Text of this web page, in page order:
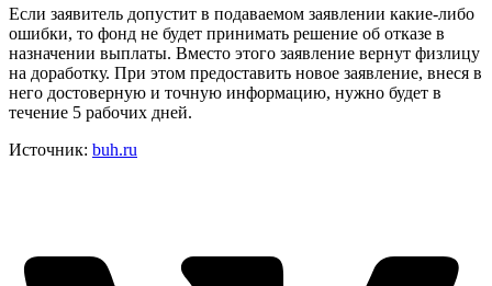
Если заявитель допустит в подаваемом заявлении какие-либо
ошибки, то фонд не будет принимать решение об отказе в
назначении выплаты. Вместо этого заявление вернут физлицу
на доработку. При этом предоставить новое заявление, внеся в
него достоверную и точную информацию, нужно будет в
течение 5 рабочих дней.
Источник: buh.ru